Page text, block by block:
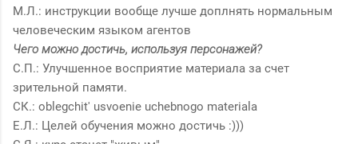
М.Л.: инструкции вообще лучше доплнять нормальным
человеческим языком агентов
Чего можно достичь, используя персонажей?
С.П.: Улучшенное восприятие материала за счет
зрительной памяти.
СК.: oblegchit' usvoenie uchebnogo materiala
Е.Л.: Целей обучения можно достичь :)))